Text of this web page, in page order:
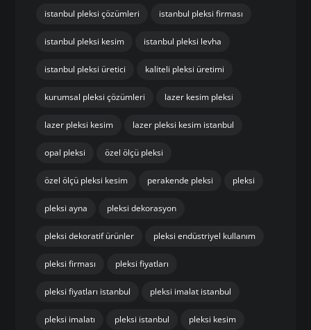
istanbul pleksi çözümleri istanbul pleksi firması
istanbul pleksi kesim istanbul pleksi levha
istanbul pleksi üretici kaliteli pleksi üretimi
kurumsal pleksi çözümleri lazer kesim pleksi
lazer pleksi kesim lazer pleksi kesim istanbul
opal pleksi özel ölçü pleksi
özel ölçü pleksi kesim perakende pleksi pleksi
pleksi ayna pleksi dekorasyon
pleksi dekoratif ürünler pleksi endüstriyel kullanım
pleksi firması pleksi fiyatları
pleksi fiyatları istanbul pleksi imalat istanbul
pleksi imalatı pleksi istanbul pleksi kesim